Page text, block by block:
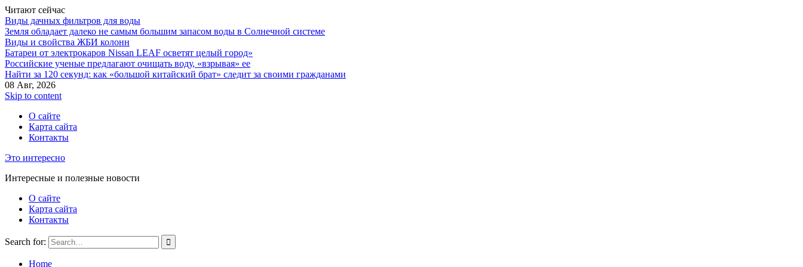
Читают сейчас
Виды дачных фильтров для воды
Земля обладает далеко не самым большим запасом воды в Солнечной системе
Виды и свойства ЖБИ колонн
Батареи от электрокаров Nissan LEAF осветят целый город»
Российские ученые предлагают очищать воду, «взрывая» ее
Найти за 120 секунд: как «большой китайский брат» следит за своими гражданами
08 Авг, 2026
Skip to content
О сайте
Карта сайта
Контакты
Это интересно
Интересные и полезные новости
О сайте
Карта сайта
Контакты
Search for:
Home